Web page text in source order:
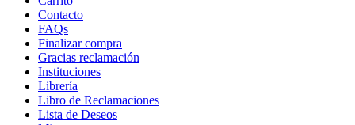
Contacto
FAQs
Finalizar compra
Gracias reclamación
Instituciones
Librería
Libro de Reclamaciones
Lista de Deseos